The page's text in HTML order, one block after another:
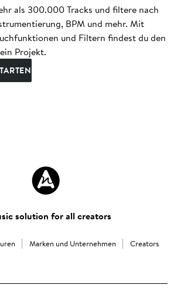
als 300.000 Tracks und filtere nach
BPM und mehr. Mit
und Filtern findest du den
Projekt.
solution for all creators
Marken und Unternehmen Creators